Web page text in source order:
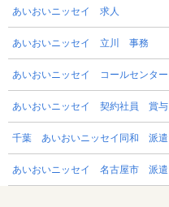
あいおいニッセイ 求人
あいおいニッセイ 立川 事務
あいおいニッセイ コールセンター
あいおいニッセイ 契約社員 賞与
千葉 あいおいニッセイ同和 派遣
あいおいニッセイ 名古屋市 派遣